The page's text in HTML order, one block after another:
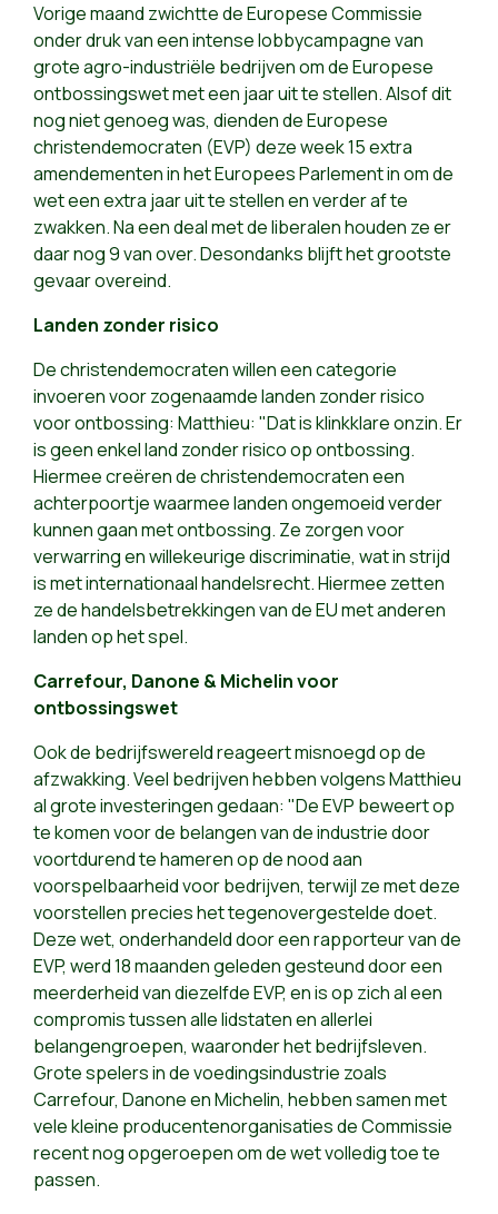
Vorige maand zwichtte de Europese Commissie
onder druk van een intense lobbycampagne van
grote agro-industriële bedrijven om de Europese
ontbossingswet met een jaar uit te stellen. Alsof dit
nog niet genoeg was, dienden de Europese
christendemocraten (EVP) deze week 15 extra
amendementen in het Europees Parlement in om de
wet een extra jaar uit te stellen en verder af te
zwakken. Na een deal met de liberalen houden ze er
daar nog 9 van over. Desondanks blijft het grootste
gevaar overeind.
Landen zonder risico
De christendemocraten willen een categorie
invoeren voor zogenaamde landen zonder risico
voor ontbossing: Matthieu: "Dat is klinkklare onzin. Er
is geen enkel land zonder risico op ontbossing.
Hiermee creëren de christendemocraten een
achterpoortje waarmee landen ongemoeid verder
kunnen gaan met ontbossing. Ze zorgen voor
verwarring en willekeurige discriminatie, wat in strijd
is met internationaal handelsrecht. Hiermee zetten
ze de handelsbetrekkingen van de EU met anderen
landen op het spel.
Carrefour, Danone & Michelin voor
ontbossingswet
Ook de bedrijfswereld reageert misnoegd op de
afzwakking. Veel bedrijven hebben volgens Matthieu
al grote investeringen gedaan: "De EVP beweert op
te komen voor de belangen van de industrie door
voortdurend te hameren op de nood aan
voorspelbaarheid voor bedrijven, terwijl ze met deze
voorstellen precies het tegenovergestelde doet.
Deze wet, onderhandeld door een rapporteur van de
EVP, werd 18 maanden geleden gesteund door een
meerderheid van diezelfde EVP, en is op zich al een
compromis tussen alle lidstaten en allerlei
belangengroepen, waaronder het bedrijfsleven.
Grote spelers in de voedingsindustrie zoals
Carrefour, Danone en Michelin, hebben samen met
vele kleine producentenorganisaties de Commissie
recent nog opgeroepen om de wet volledig toe te
passen.